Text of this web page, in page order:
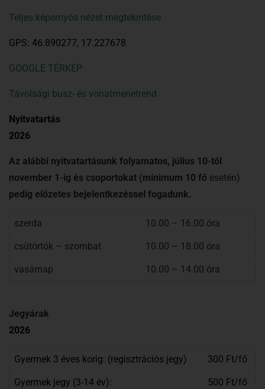
Teljes képernyős nézet megtekintése
GPS: 46.890277, 17.227678
GOOGLE TÉRKÉP
Távolsági busz- és vonatmenetrend
Nyitvatartás
2026
Az alábbi nyitvatartásunk folyamatos, július 10-től
november 1-ig és csoportokat (minimum 10 fő esetén)
pedig előzetes bejelentkezéssel fogadunk.
szerda 10.00 – 16.00 óra
csütörtök – szombat 10.00 – 18.00 óra
vasárnap 10.00 – 14.00 óra
Jegyárak
2026
Gyermek 3 éves korig: (regisztrációs jegy) 300 Ft/fő
Gyermek jegy (3-14 év): 500 Ft/fő